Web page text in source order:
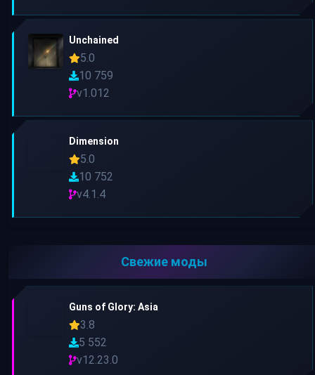
Unchained
5.0
10 759
v1.012
Dimension
5.0
10 752
v4.1.4
Свежие моды
Guns of Glory: Asia
3.8
5 552
v12.23.0